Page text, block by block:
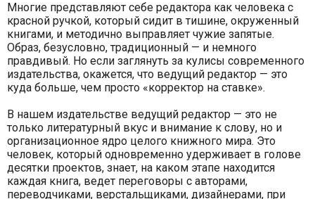
Многие представляют себе редактора как человека с
красной ручкой, который сидит в тишине, окруженный
книгами, и методично выправляет чужие запятые.
Образ, безусловно, традиционный — и немного
правдивый. Но если заглянуть за кулисы современного
издательства, окажется, что ведущий редактор — это
куда больше, чем просто «корректор на ставке».
В нашем издательстве ведущий редактор — это не
только литературный вкус и внимание к слову, но и
организационное ядро целого книжного мира. Это
человек, который одновременно удерживает в голове
десятки проектов, знает, на каком этапе находится
каждая книга, ведет переговоры с авторами,
переводчиками, верстальщиками, дизайнерами, при